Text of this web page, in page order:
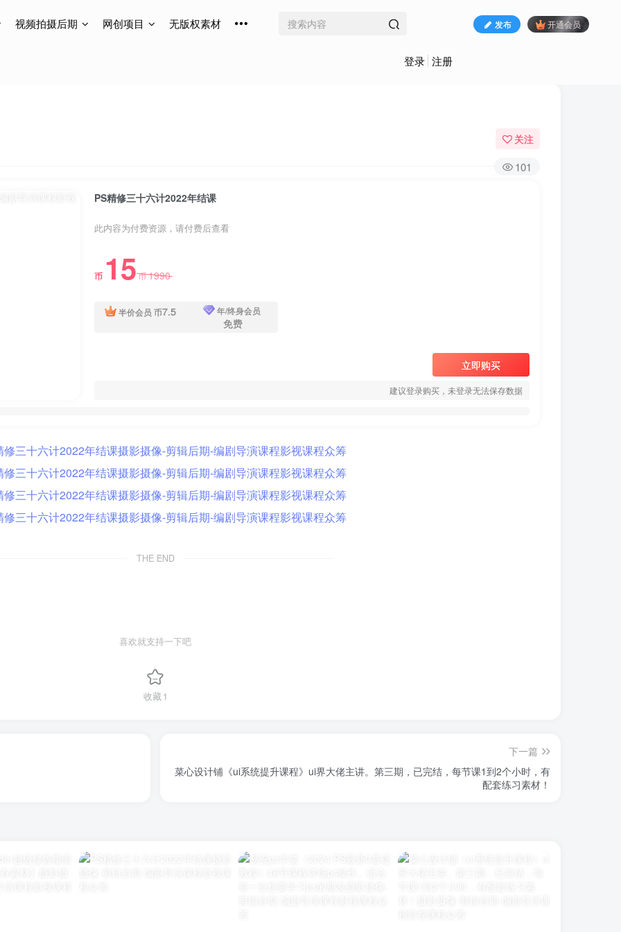
视频拍摄后期 网创项目 无版权素材 发布 开通会员
登录 注册
关注
101
PS精修三十六计2022年结课
此内容为付费资源，请付费后查看
币 15币1990
半价会员 币7.5 年/终身会员
免费
立即购买
建议登录购买，未登录无法保存数据
THE END
喜欢就支持一下吧
收藏1
下一篇
菜心设计铺《ui系统提升课程》ui界大佬主讲。第三期，已完结，每节课1到2个小时，有
配套练习素材！